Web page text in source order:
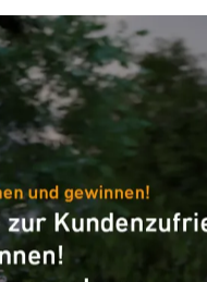
PRO S
PRO 240
S mit